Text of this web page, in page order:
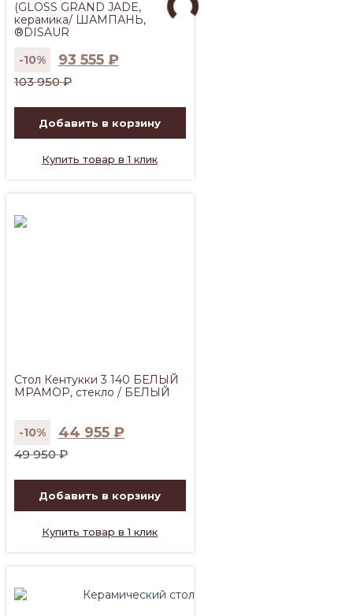
(GLOSS GRAND JADE,
керамика/ ШАМПАНЬ,
®DISAUR
103 950₽
Первоначальная
составляла
103
950 ₽.
93 555 ₽
Текущая
555 ₽.
-10%
Добавить в корзину
Купить товар в 1 клик
Стол Кентукки 3 140 БЕЛЫЙ
МРАМОР, стекло / БЕЛЫЙ
49 950₽
Первоначальная
составляла
49
950 ₽.
44 955 ₽
Текущая
955 ₽.
-10%
Добавить в корзину
Купить товар в 1 клик